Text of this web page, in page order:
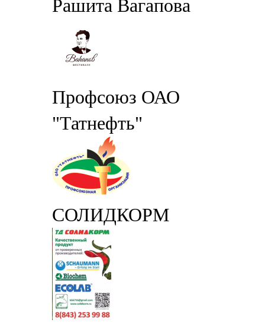
Рашита Вагапова
Профсоюз ОАО
"Татнефть"
СОЛИДКОРМ